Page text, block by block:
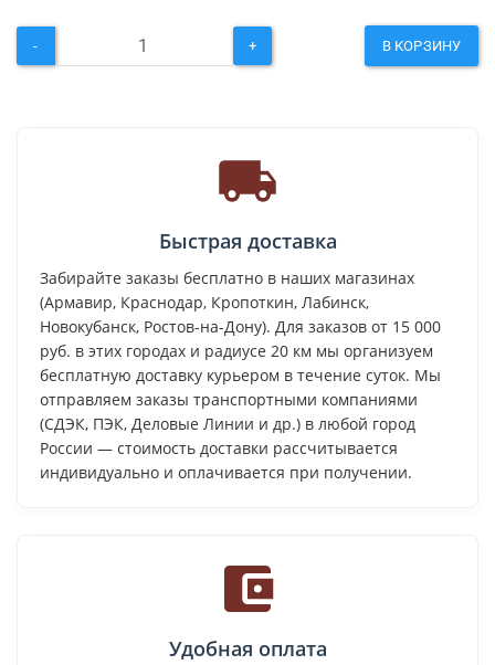
- + В КОРЗИНУ
Быстрая доставка
Забирайте заказы бесплатно в наших магазинах
(Армавир, Краснодар, Кропоткин, Лабинск,
Новокубанск, Ростов-на-Дону). Для заказов от 15 000
руб. в этих городах и радиусе 20 км мы организуем
бесплатную доставку курьером в течение суток. Мы
отправляем заказы транспортными компаниями
(СДЭК, ПЭК, Деловые Линии и др.) в любой город
России — стоимость доставки рассчитывается
индивидуально и оплачивается при получении.
Удобная оплата